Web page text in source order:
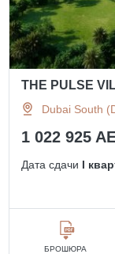
THE PULSE
Dubai South
1 022 925
Дата сдачи I
БРОШЮРА